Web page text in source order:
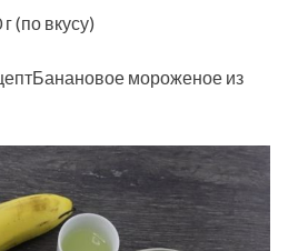
(по вкусу)
мороженое из